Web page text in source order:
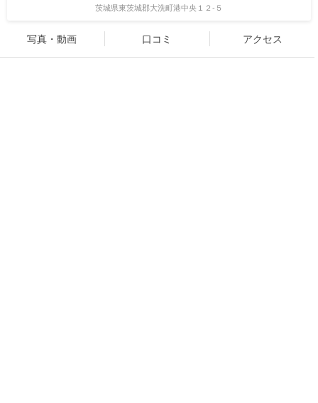
茨城県東茨城郡大洗町港中央１２-５
写真・動画 口コミ アクセス